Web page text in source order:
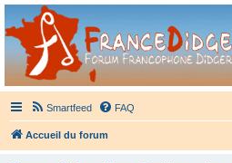
France Didgeridoo
Didgeridoo et Guimbarde sur France Didgeridoo -
Smartfeed FAQ
Accueil du forum